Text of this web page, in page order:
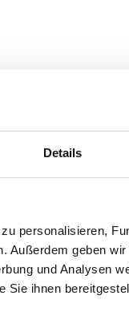
Details
personalisieren,
Außerdem geben
und Analysen
ihnen